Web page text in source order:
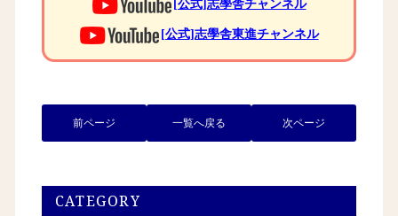
[公式]志學舎チャンネル
[公式]志學舎東進チャンネル
前ページ 一覧へ戻る 次ページ
CATEGORY